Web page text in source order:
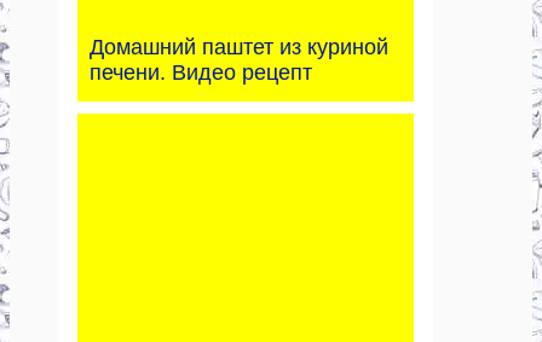
Домашний паштет из куриной
печени. Видео рецепт